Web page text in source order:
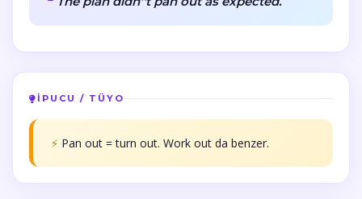
İPUCU / TÜYO
⚡ Pan out = turn out. Work out da benzer.